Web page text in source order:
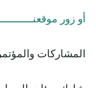
أو زور
المشاركات